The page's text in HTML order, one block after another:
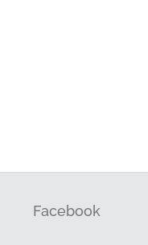
Facebook